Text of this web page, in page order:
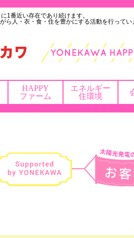
1番近い存在であり続けます。
ら人・衣・食・住を豊かにする活動を行ってい
HAPPY
ファーム
エネルギー
住環境